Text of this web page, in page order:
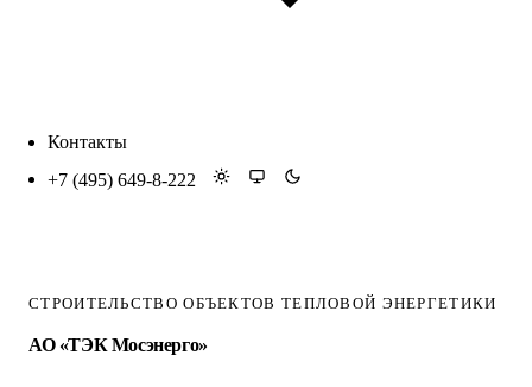
Контакты
+7 (495) 649-8-222
СТРОИТЕЛЬСТВО ОБЪЕКТОВ ТЕПЛОВОЙ ЭНЕРГЕТИКИ
АО «ТЭК Мосэнерго»